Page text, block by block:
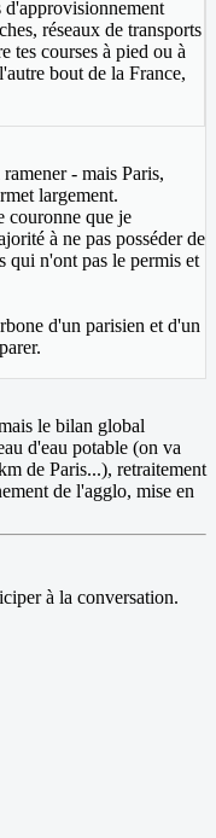
d'approvisionnement
réseaux de transports
tes courses à pied ou à
bout de la France,
- mais Paris,
largement.
couronne que je
à ne pas posséder de
qui n'ont pas le permis et
d'un parisien et d'un
le bilan global
d'eau potable (on va
de Paris...), retraitement
de l'agglo, mise en
à la conversation.